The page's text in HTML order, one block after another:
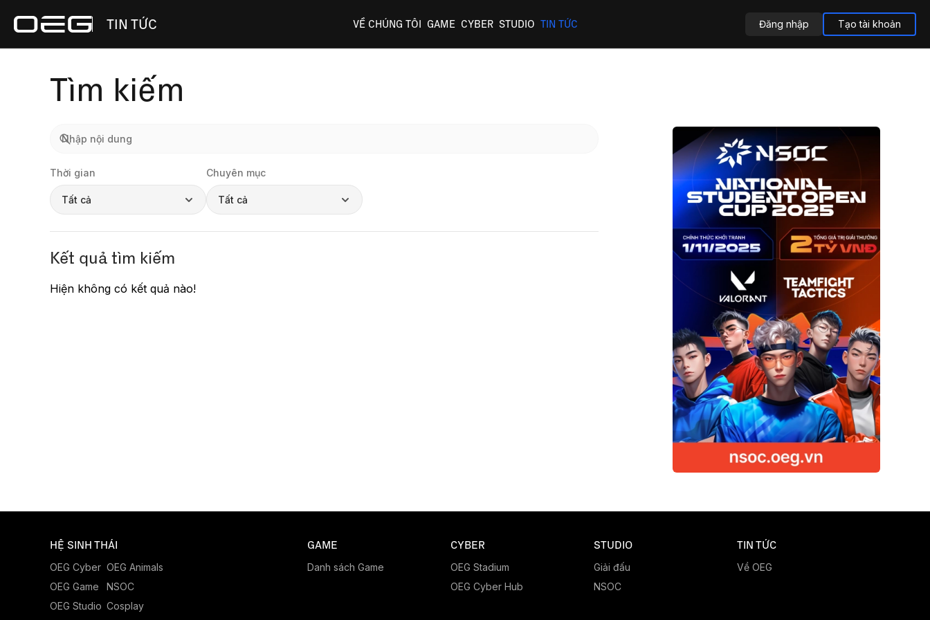
TIN TỨC VỀ CHÚNG TÔI GAME CYBER STUDIO TIN TỨC Đăng nhập Tạo tài khoản
Tìm kiếm
Thời gian
Tất cả
Chuyên mục
Tất cả
Kết quả tìm kiếm
Hiện không có kết quả nào!
HỆ SINH THÁI
OEG Cyber
OEG Game
OEG Studio
OEG Animals
NSOC
Cosplay
GAME
Danh sách Game
CYBER
OEG Stadium
OEG Cyber Hub
STUDIO
Giải đấu
NSOC
TIN TỨC
Về OEG